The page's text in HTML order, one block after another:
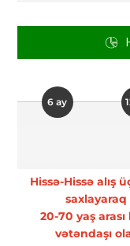
6 ay
Hissə-Hissə alış
20-70 yaş
vətəndaşı